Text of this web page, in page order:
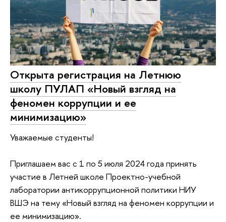
Открыта регистрация на Летнюю
школу ПУЛАП «Новый взгляд на
феномен коррупции и ее
минимизацию»
Уважаемые студенты!
Приглашаем вас с 1 по 5 июля 2024 года принять
участие в Летней школе Проектно-учебной
лаборатории антикоррупционной политики НИУ
ВШЭ на тему «Новый взгляд на феномен коррупции и
ее минимизацию».